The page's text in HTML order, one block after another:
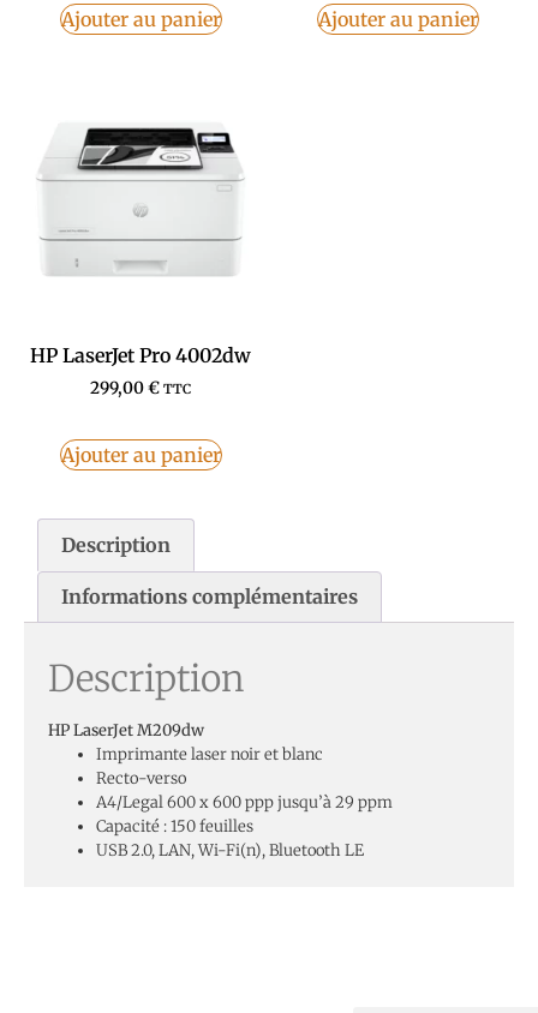
Description
Informations complémentaires
Description
HP LaserJet M209dw
Imprimante laser noir et blanc
Recto-verso
A4/Legal 600 x 600 ppp jusqu’à 29 ppm
Capacité : 150 feuilles
USB 2.0, LAN, Wi-Fi(n), Bluetooth LE
Ajouter au panier Ajouter au panier
HP LaserJet Pro 4002dw
299,00€ TTC
Ajouter au panier